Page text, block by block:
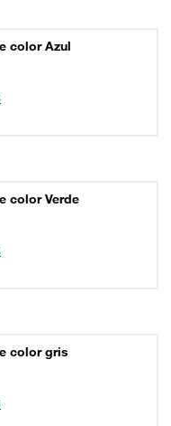
color Azul
color Verde
color gris